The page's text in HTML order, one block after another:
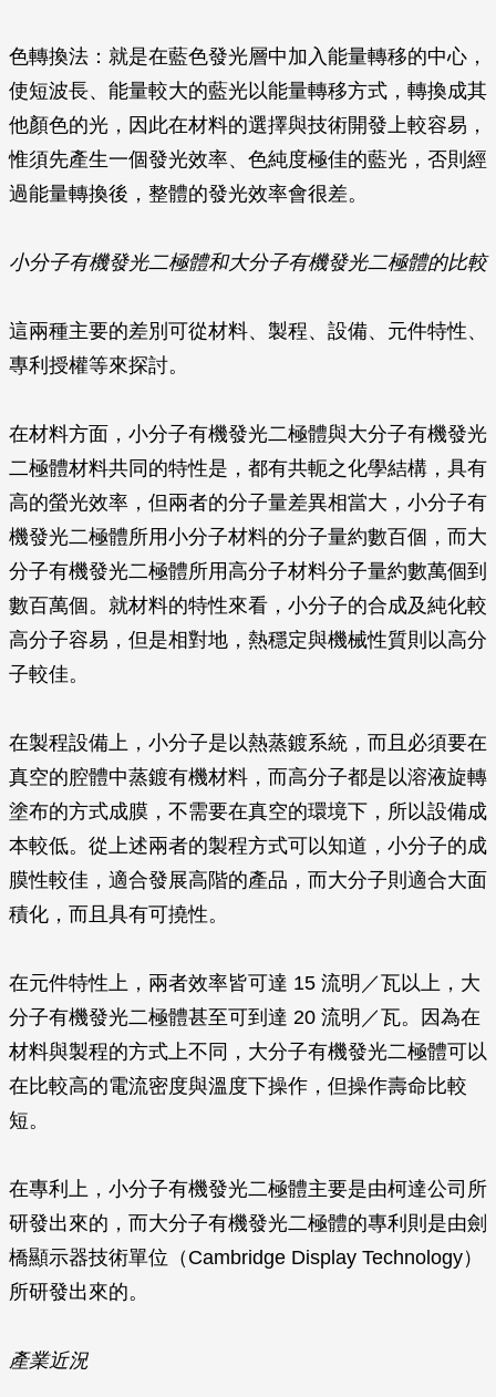
色轉換法 ：就是在藍色發光層中加入能量轉移的中心，
使短波長、能量較大的藍光以能量轉移方式，轉換成其
他顏色的光，因此在材料的選擇與技術開發上較容易，
惟須先產生一個發光效率、色純度極佳的藍光，否則經
過能量轉換後，整體的發光效率會很差。
小分子有機發光二極體和大分子有機發光二極體的比較
這兩種主要的差別可從材料、製程、設備、元件特性、
專利授權等來探討。
在材料方面 ，小分子有機發光二極體與大分子有機發光
二極體材料共同的特性是，都有共軛之化學結構，具有
高的螢光效率，但兩者的分子量差異相當大，小分子有
機發光二極體所用小分子材料的分子量約數百個，而大
分子有機發光二極體所用高分子材料分子量約數萬個到
數百萬個。就材料的特性來看，小分子的合成及純化較
高分子容易，但是相對地，熱穩定與機械性質則以高分
子較佳。
在製程設備上 ，小分子是以熱蒸鍍系統，而且必須要在
真空的腔體中蒸鍍有機材料，而高分子都是以溶液旋轉
塗布的方式成膜，不需要在真空的環境下，所以設備成
本較低。從上述兩者的製程方式可以知道，小分子的成
膜性較佳，適合發展高階的產品，而大分子則適合大面
積化，而且具有可撓性。
在元件特性上 ，兩者效率皆可達 15 流明／瓦以上，大
分子有機發光二極體甚至可到達 20 流明／瓦。因為在
材料與製程的方式上不同，大分子有機發光二極體可以
在比較高的電流密度與溫度下操作，但操作壽命比較
短。
在專利上 ，小分子有機發光二極體主要是由柯達公司所
研發出來的，而大分子有機發光二極體的專利則是由劍
橋顯示器技術單位（Cambridge Display Technology）
所研發出來的。
產業近況